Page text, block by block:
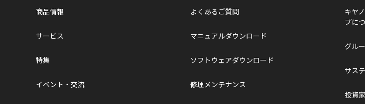
商品情報
サービス
特集
イベント・交流
よくあるご質問
マニュアルダウンロード
ソフトウェアダウンロード
修理メンテナンス
キヤ
プに
グル
サス
投資